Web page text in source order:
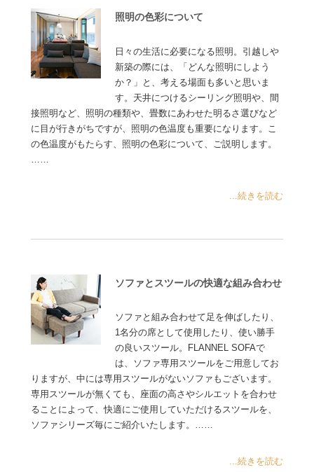
照明の色彩について
日々の生活に必要になる照明。引越しや
新築の際には、「どんな照明にしよう
か？」と、考える場面も多いと思いま
す。天井につけるシーリング照明や、間
接照明など、照明の種類や、畳数にあわせた明るさ選びなど
に目が行きがちですが、照明の色温度も重要になります。こ
の色温度がもたらす、照明の色彩について、ご説明します。
...続きを読む
ソファとスツールの快適な組み合わせ
ソファと組み合わせて足を伸ばしたり、
1名分の席として使用したり、使い勝手
の良いスツール。FLANNEL SOFAで
は、ソファ専用スツールをご用意してお
りますが、中には専用スツールがないソファもございます。
専用スツールが無くても、座面の高さやシルエットを合わせ
ることによって、快適にご使用していただけるスツールを、
ソファシリーズ毎にご紹介いたします。……
...続きを読む